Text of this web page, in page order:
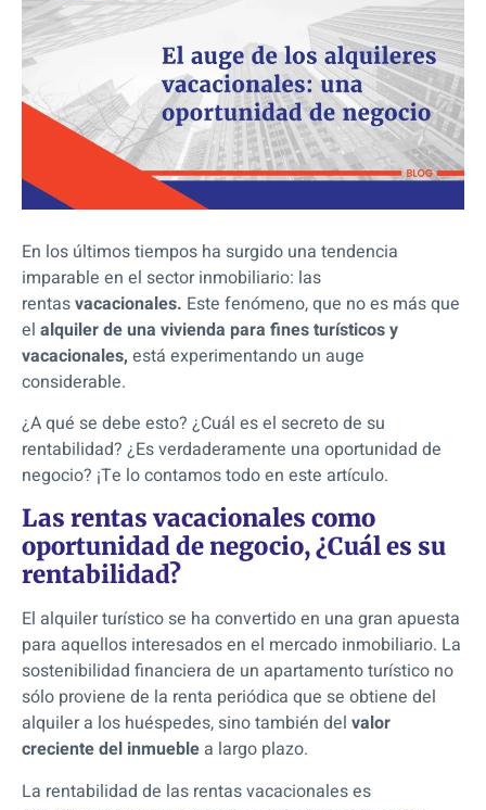
En los últimos tiempos ha surgido una tendencia
imparable en el sector inmobiliario: las
rentasvacacionales. Este fenómeno, que no es más que
el alquiler de una vivienda para fines turísticos y
vacacionales, está experimentando un auge
considerable.
¿A qué se debe esto? ¿Cuál es el secreto de su
rentabilidad? ¿Es verdaderamente una oportunidad de
negocio? ¡Te lo contamos todo en este artículo.
Las rentas vacacionales como
oportunidad de negocio, ¿Cuál es su
rentabilidad?
El alquiler turístico se ha convertido en una gran apuesta
para aquellos interesados en el mercado inmobiliario. La
sostenibilidad financiera de un apartamento turístico no
sólo proviene de la renta periódica que se obtiene del
alquiler a los huéspedes, sino también del valor
creciente del inmueble a largo plazo.
La rentabilidad de las rentas vacacionales es